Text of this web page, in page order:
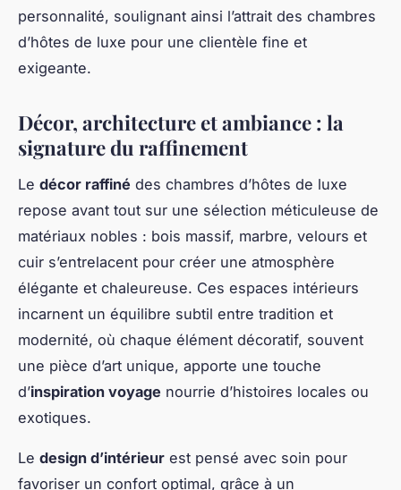
personnalité, soulignant ainsi l’attrait des chambres
d’hôtes de luxe pour une clientèle fine et
exigeante.
Décor, architecture et ambiance : la
signature du raffinement
Le décor raffiné des chambres d’hôtes de luxe
repose avant tout sur une sélection méticuleuse de
matériaux nobles : bois massif, marbre, velours et
cuir s’entrelacent pour créer une atmosphère
élégante et chaleureuse. Ces espaces intérieurs
incarnent un équilibre subtil entre tradition et
modernité, où chaque élément décoratif, souvent
une pièce d’art unique, apporte une touche
d’inspiration voyage nourrie d’histoires locales ou
exotiques.
Le design d’intérieur est pensé avec soin pour
favoriser un confort optimal, grâce à un